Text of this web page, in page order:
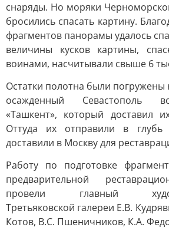
снаряды. Но моряки
бросились спасать картину.
фрагментов панорамы удалось
величины кусков картины,
воинами, насчитывали свыше 6
Остатки полотна были
осажденный Севастополь
«Ташкент», который доставил
Оттуда их отправили в
доставили в Москву для
Работу по подготовке
предварительной
провели главный
Третьяковской галереи Е.В.
Котов, В.С. Пшеничников, К.А.